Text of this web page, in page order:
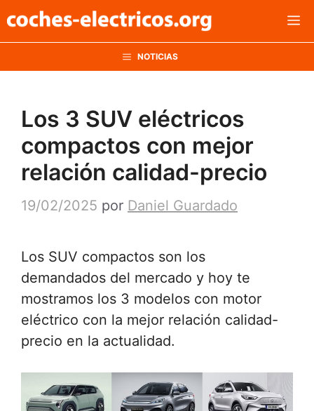
al
NOTICIAS
Los 3 SUV eléctricos
compactos con mejor
relación calidad-precio
19/02/2025 por Daniel Guardado
Los SUV compactos son los
demandados del mercado y hoy te
mostramos los 3 modelos con motor
eléctrico con la mejor relación calidad-
precio en la actualidad.